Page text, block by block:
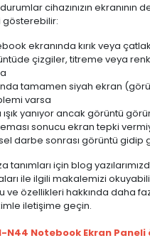
cihazınızın ekranının
ekranında kırık veya
çizgiler, titreme veya
tamamen siyah ekran
varsa
ışık yanıyor ancak görüntü
teması sonucu ekran tepki
darbe sonrası görüntü gidip
tanımları için blog
ile ilgili makalemizi
ve özellikleri hakkında daha
iletişime geçin.
N44 Notebook Ekran